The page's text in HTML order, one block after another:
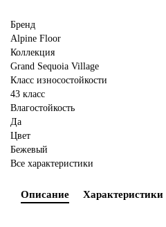
Бренд
Alpine Floor
Коллекция
Grand Sequoia Village
Класс износостойкости
43 класс
Влагостойкость
Да
Цвет
Бежевый
Все характеристики
Описание Характеристики